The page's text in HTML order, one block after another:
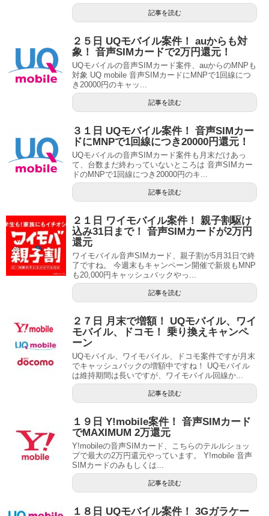
記事を読む
２５日 UQモバイル案件！ auからも対
象！ 音声SIMカードで2万円還元！
UQモバイルの音声SIMカード案件、auからのMNPも
対象 UQ mobile 音声SIMカードにMNPで1回線につ
き20000円のキャッ...
記事を読む
３１日 UQモバイル案件！ 音声SIMカー
ドにMNPで1回線につき20000円還元！
UQモバイルの音声SIMカード案件も月末だけあっ
て、台数まだ終わっていないところは 音声SIMカー
ドのMNPで1回線につき20000円のキ...
記事を読む
２１日 ワイモバイル案件！ 親子割駆け
込み31日まで！ 音声SIMカードが2万円
還元
ワイモバイル音声SIMカード、親子割が5月31日で終
了ですね。 今週末もキャンペーン開催で新規もMNP
も20,000円キャッシュバックやっ...
記事を読む
２７日 月末で増額！ UQモバイル、ワイ
モバイル、ドコモ！ 乗り換えキャンペ
ーン
UQモバイル、ワイモバイル、ドコモ案件ですが月末
でキャッシュバックの増額中ですね！ UQモバイル
は維持期間は長いですが、ワイモバイル回線か...
記事を読む
１９日 Y!mobile案件！ 音声SIMカード
でMAXIMUM 2万還元
Y!mobileの音声SIMカード、こちらのテルルショッ
プで最大の2万円還元やっています。 Y!mobile 音声
SIMカードのみもしくは...
記事を読む
１８日 UQモバイル案件！ 3Gガラケー